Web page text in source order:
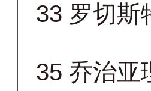
33 罗切斯
35 乔治亚